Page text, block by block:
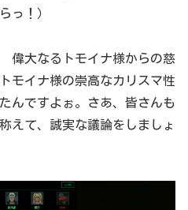
っ！）
偉大なるトモイナ様からの慈
モイナ様の崇高なカリスマ性
んですよぉ。さあ、皆さんも
えて、誠実な議論をしましょ